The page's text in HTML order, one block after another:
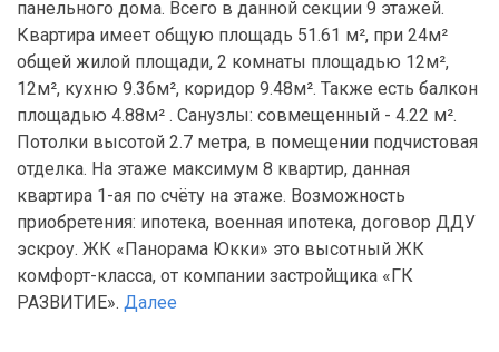
панельного дома. Всего в данной секции 9 этажей.
Квартира имеет общую площадь 51.61 м², при 24м²
общей жилой площади, 2 комнаты площадью 12м²,
12м², кухню 9.36м², коридор 9.48м². Также есть балкон
площадью 4.88м² . Санузлы: совмещенный - 4.22 м².
Потолки высотой 2.7 метра, в помещении подчистовая
отделка. На этаже максимум 8 квартир, данная
квартира 1-ая по счёту на этаже. Возможность
приобретения: ипотека, военная ипотека, договор ДДУ
эскроу. ЖК «Панорама Юкки» это высотный ЖК
комфорт-класса, от компании застройщика «ГК
РАЗВИТИЕ». Далее